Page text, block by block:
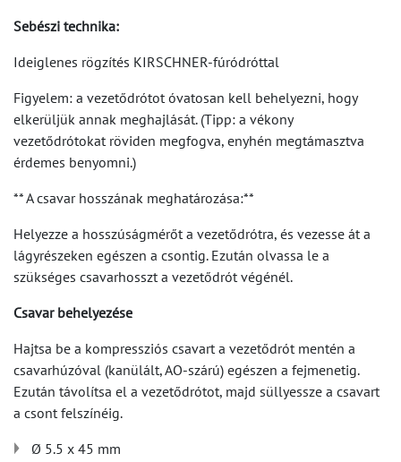
Sebészi technika:
Ideiglenes rögzítés KIRSCHNER-fúródróttal
Figyelem: a vezetődrótot óvatosan kell behelyezni, hogy
elkerüljük annak meghajlását. (Tipp: a vékony
vezetődrótokat röviden megfogva, enyhén megtámasztva
érdemes benyomni.)
** A csavar hosszának meghatározása:**
Helyezze a hosszúságmérőt a vezetődrótra, és vezesse át a
lágyrészeken egészen a csontig. Ezután olvassa le a
szükséges csavarhosszt a vezetődrót végénél.
Csavar behelyezése
Hajtsa be a kompressziós csavart a vezetődrót mentén a
csavarhúzóval (kanülált, AO-szárú) egészen a fejmenetig.
Ezután távolítsa el a vezetődrótot, majd süllyessze a csavart
a csont felszínéig.
Ø 5.5 x 45 mm